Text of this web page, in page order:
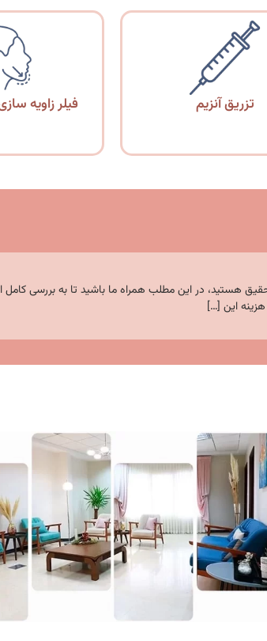
تزریق آنزیم فیلر زاویه
هستید، در این مطلب همراه ما باشید تا به بررسی کامل
این […]